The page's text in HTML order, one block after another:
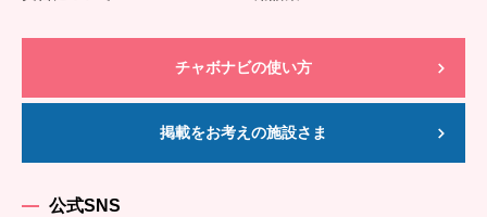
チャボナビの使い方
掲載をお考えの施設さま
公式SNS